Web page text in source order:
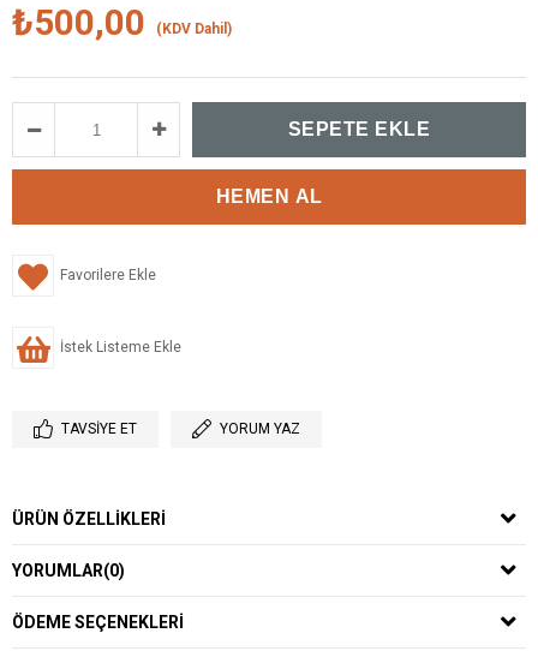
₺500,00 (KDV Dahil)
Favorilere Ekle
İstek Listeme Ekle
TAVSIYE ET YORUM YAZ
ÜRÜN ÖZELLIKLERI
YORUMLAR(0)
ÖDEME SEÇENEKLERI